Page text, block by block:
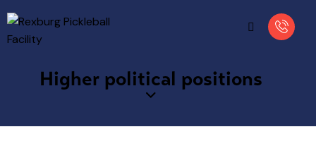
Higher political positions